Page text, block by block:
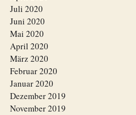
Juli 2020
Juni 2020
Mai 2020
April 2020
März 2020
Februar 2020
Januar 2020
Dezember 2019
November 2019